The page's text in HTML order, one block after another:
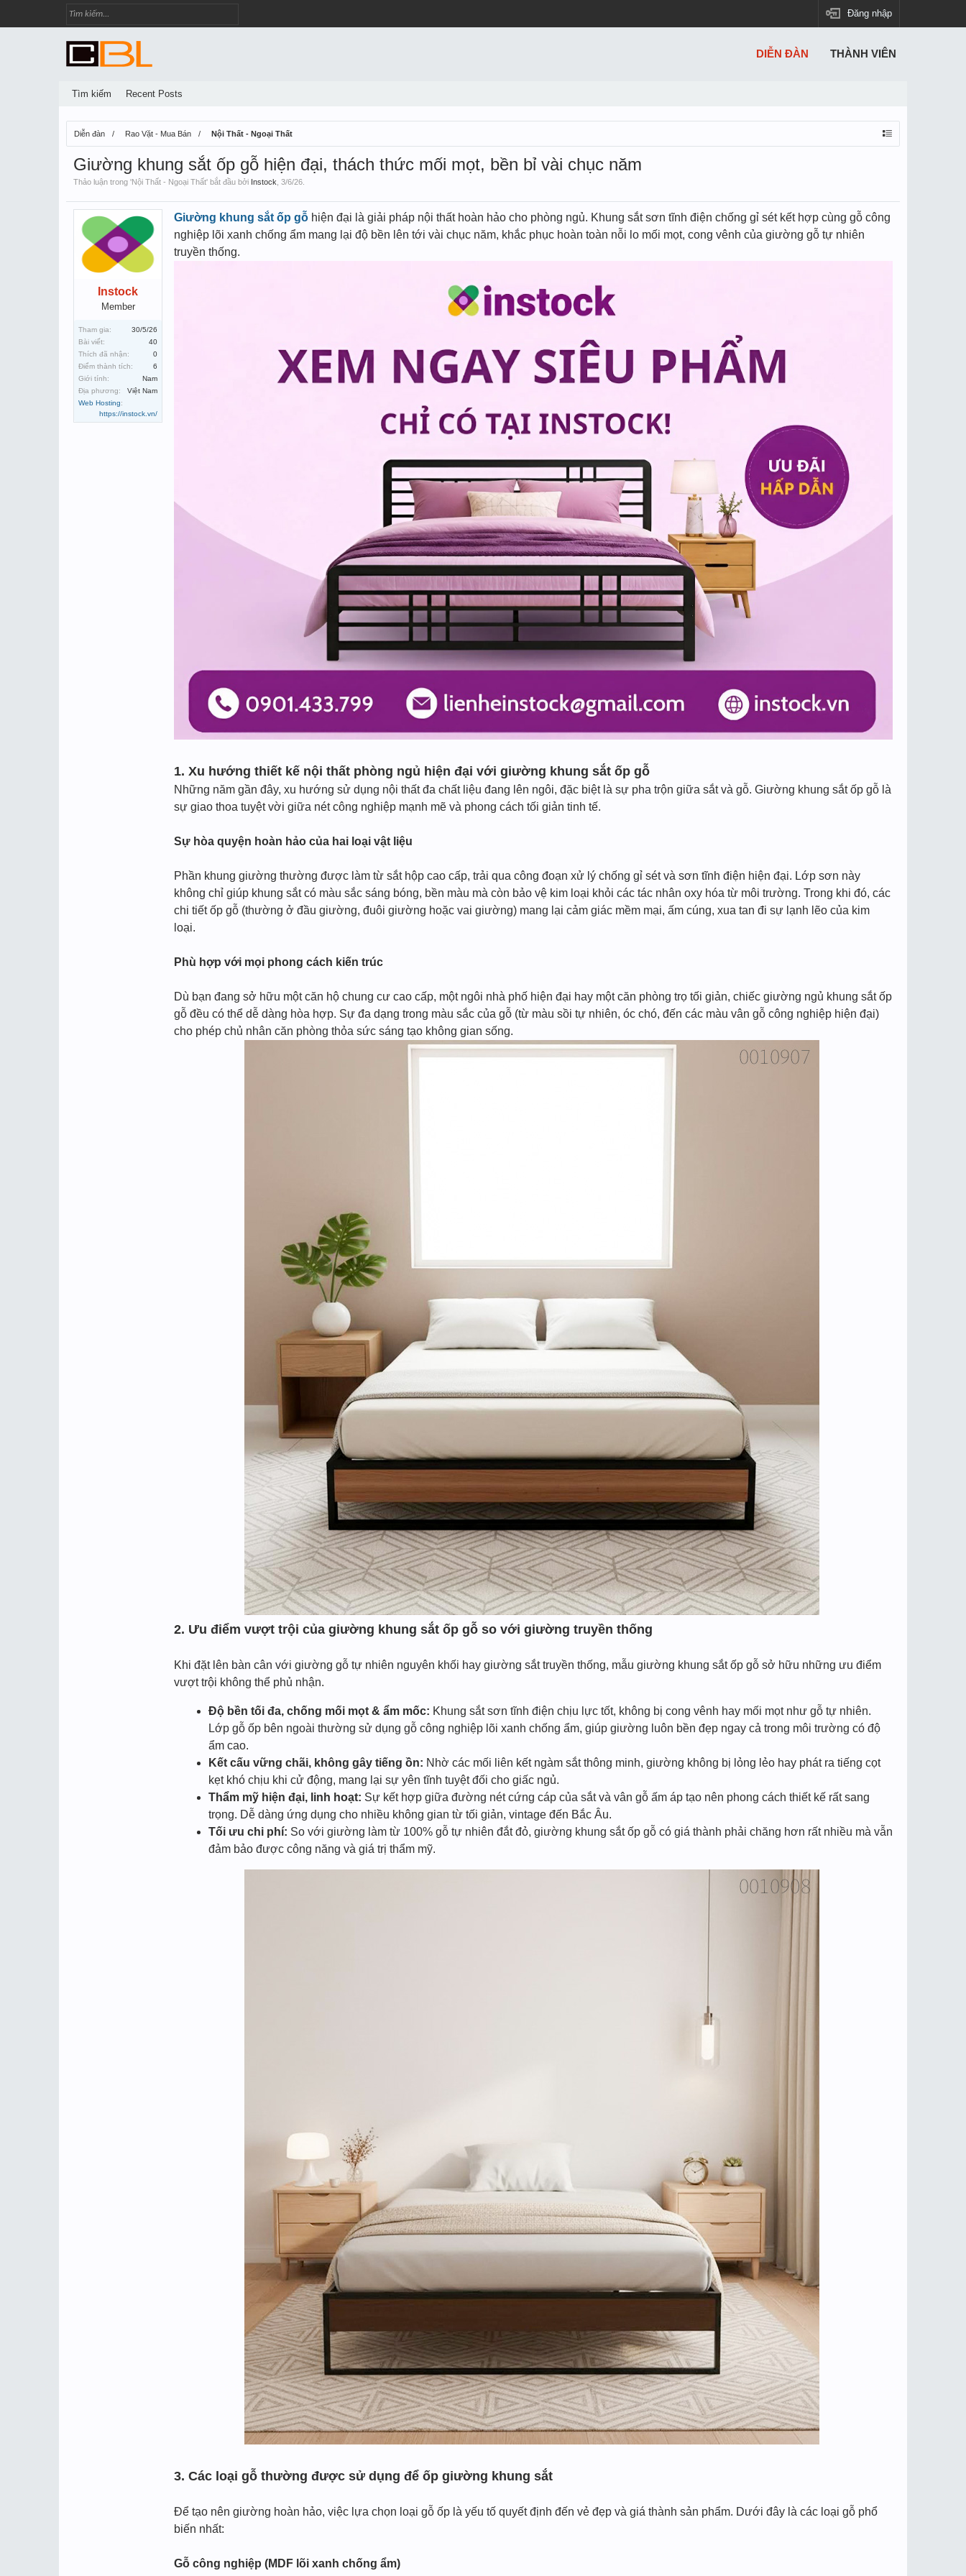
Đăng nhập
Diễn đàn Rao Vặt - Mua Bán Nội Thất - Ngoại Thất
Giường khung sắt ốp gỗ hiện đại, thách thức mối mọt, bền bỉ vài chục năm
Thảo luận trong 'Nội Thất - Ngoại Thất' bắt đầu bởi Instock 3/6/26
Instock
Member
Tham gia:
30/5/26
Bài viết:
40
Thích đã nhận:
0
Điểm thành tích:
6
Giới tính:
Nam
Địa phương:
Việt Nam
Web Hosting:
https://instock.vn/
Giường khung sắt ốp gỗ hiện đại là giải pháp nội thất hoàn hảo cho phòng ngủ. Khung sắt sơn tĩnh điện chống gỉ sét kết hợp cùng gỗ công
nghiệp lõi xanh chống ẩm mang lại độ bền lên tới vài chục năm, khắc phục hoàn toàn nỗi lo mối mọt, cong vênh của giường gỗ tự nhiên
truyền thống.
1. Xu hướng thiết kế nội thất phòng ngủ hiện đại với giường khung sắt ốp gỗ
Những năm gần đây, xu hướng sử dụng nội thất đa chất liệu đang lên ngôi, đặc biệt là sự pha trộn giữa sắt và gỗ. Giường khung sắt ốp gỗ là
sự giao thoa tuyệt vời giữa nét công nghiệp mạnh mẽ và phong cách tối giản tinh tế.
Sự hòa quyện hoàn hảo của hai loại vật liệu
Phần khung giường thường được làm từ sắt hộp cao cấp, trải qua công đoạn xử lý chống gỉ sét và sơn tĩnh điện hiện đại. Lớp sơn này
không chỉ giúp khung sắt có màu sắc sáng bóng, bền màu mà còn bảo vệ kim loại khỏi các tác nhân oxy hóa từ môi trường. Trong khi đó, các
chi tiết ốp gỗ (thường ở đầu giường, đuôi giường hoặc vai giường) mang lại cảm giác mềm mại, ấm cúng, xua tan đi sự lạnh lẽo của kim
loại.
Phù hợp với mọi phong cách kiến trúc
Dù bạn đang sở hữu một căn hộ chung cư cao cấp, một ngôi nhà phố hiện đại hay một căn phòng trọ tối giản, chiếc giường ngủ khung sắt ốp
gỗ đều có thể dễ dàng hòa hợp. Sự đa dạng trong màu sắc của gỗ (từ màu sồi tự nhiên, óc chó, đến các màu vân gỗ công nghiệp hiện đại)
cho phép chủ nhân căn phòng thỏa sức sáng tạo không gian sống.
2. Ưu điểm vượt trội của giường khung sắt ốp gỗ so với giường truyền thống
Khi đặt lên bàn cân với giường gỗ tự nhiên nguyên khối hay giường sắt truyền thống, mẫu giường khung sắt ốp gỗ sở hữu những ưu điểm
vượt trội không thể phủ nhận.
Độ bền tối đa, chống mối mọt & ẩm mốc: Khung sắt sơn tĩnh điện chịu lực tốt, không bị cong vênh hay mối mọt như gỗ tự nhiên.
Lớp gỗ ốp bên ngoài thường sử dụng gỗ công nghiệp lõi xanh chống ẩm, giúp giường luôn bền đẹp ngay cả trong môi trường có độ
ẩm cao.
Kết cấu vững chãi, không gây tiếng ồn: Nhờ các mối liên kết ngàm sắt thông minh, giường không bị lỏng lẻo hay phát ra tiếng cọt
kẹt khó chịu khi cử động, mang lại sự yên tĩnh tuyệt đối cho giấc ngủ.
Thẩm mỹ hiện đại, linh hoạt: Sự kết hợp giữa đường nét cứng cáp của sắt và vân gỗ ấm áp tạo nên phong cách thiết kế rất sang
trọng. Dễ dàng ứng dụng cho nhiều không gian từ tối giản, vintage đến Bắc Âu.
Tối ưu chi phí: So với giường làm từ 100% gỗ tự nhiên đắt đỏ, giường khung sắt ốp gỗ có giá thành phải chăng hơn rất nhiều mà vẫn
đảm bảo được công năng và giá trị thẩm mỹ.
3. Các loại gỗ thường được sử dụng để ốp giường khung sắt
Để tạo nên giường hoàn hảo, việc lựa chọn loại gỗ ốp là yếu tố quyết định đến vẻ đẹp và giá thành sản phẩm. Dưới đây là các loại gỗ phổ
biến nhất:
Gỗ công nghiệp (MDF lõi xanh chống ẩm)
DIỄN ĐÀN
Tìm kiếm Recent Posts
THÀNH VIÊN